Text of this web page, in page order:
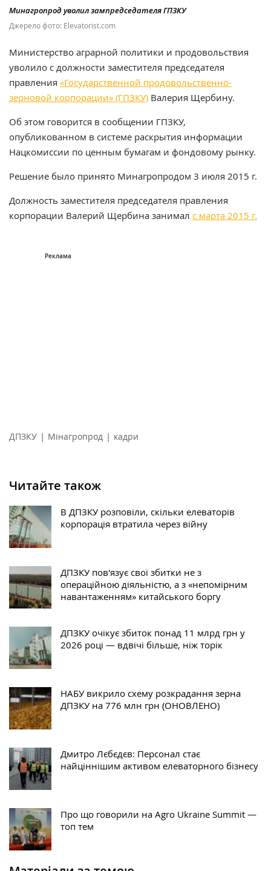
Минагропрод уволил зампредседателя ГПЗКУ
Джерело фото: Еlevatorist.com
Министерство аграрной политики и продовольствия
уволило с должности заместителя председателя
правления «Государственной продовольственно-
зерновой корпорации» (ГПЗКУ) Валерия Щербину.
Об этом говорится в сообщении ГПЗКУ,
опубликованном в системе раскрытия информации
Нацкомиссии по ценным бумагам и фондовому рынку.
Решение было принято Минагропродом 3 июля 2015 г.
Должность заместителя председателя правления
корпорации Валерий Щербина занимал с марта 2015 г.
ДПЗКУ | Мінагропрод | кадри
Читайте також
В ДПЗКУ розповіли, скільки елеваторів
корпорація втратила через війну
ДПЗКУ пов'язує свої збитки не з
операційною діяльністю, а з «непомірним
навантаженням» китайського боргу
ДПЗКУ очікує збиток понад 11 млрд грн у
2026 році — вдвічі більше, ніж торік
НАБУ викрило схему розкрадання зерна
ДПЗКУ на 776 млн грн (ОНОВЛЕНО)
Дмитро Лєбєдєв: Персонал стає
найціннішим активом елеваторного бізнесу
Про що говорили на Agro Ukraine Summit —
топ тем